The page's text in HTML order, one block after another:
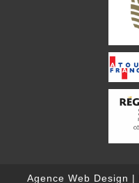
Agence Web Design |